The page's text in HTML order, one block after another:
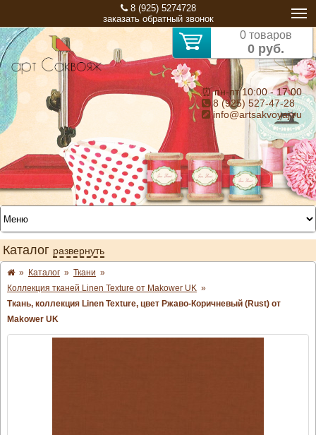
8 (925) 5274728
заказать обратный звонок
0 товаров
0 руб.
⏰ пн-пт 10:00 - 17:00
8 (925) 527-47-28
info@artsakvoyaj.ru
Каталог развернуть
» Каталог » Ткани »
Коллекция тканей Linen Texture от Makower UK »
Ткань, коллекция Linen Texture, цвет Ржаво-Коричневый (Rust) от
Makower UK